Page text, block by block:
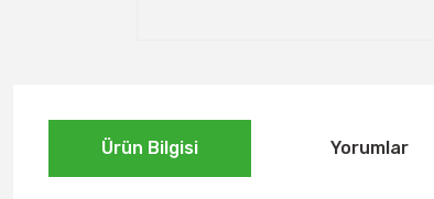
Ürün Bilgisi Yorumlar